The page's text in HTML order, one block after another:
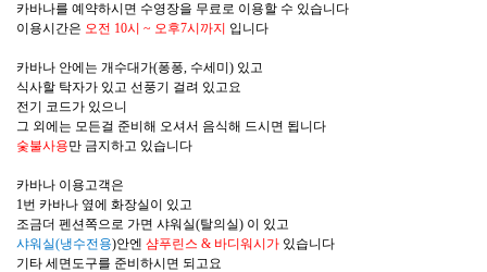
카바나를 예약하시면 수영장을 무료로 이용할 수 있습니다
이용시간은 오전 10시 ~ 오후7시까지 입니다
카바나 안에는 개수대가(퐁퐁, 수세미) 있고
식사할 탁자가 있고 선풍기 걸려 있고요
전기 코드가 있으니
그 외에는 모든걸 준비해 오셔서 음식해 드시면 됩니다
숯불사용만 금지하고 있습니다
카바나 이용고객은
1번 카바나 옆에 화장실이 있고
조금더 펜션쪽으로 가면 샤워실(탈의실) 이 있고
샤워실(냉수전용)안엔 샴푸린스 & 바디워시가 있습니다
기타 세면도구를 준비하시면 되고요